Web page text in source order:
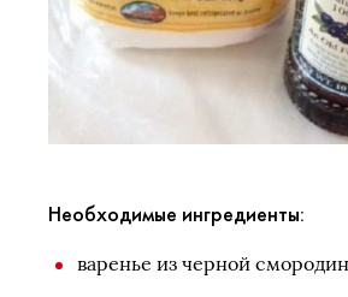
Необходимые ингредиенты:
варенье из черной